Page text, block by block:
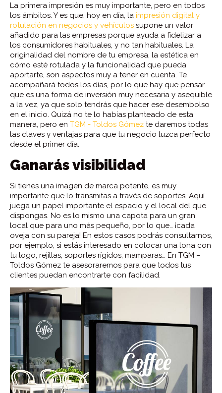
La primera impresión es muy importante, pero en todos
los ámbitos. Y es que, hoy en día, la impresión digital y
rotulación en negocios y vehículos supone un valor
añadido para las empresas porque ayuda a fidelizar a
los consumidores habituales, y no tan habituales. La
originalidad del nombre de tu empresa, la estética en
cómo esté rotulada y la funcionalidad que pueda
aportarte, son aspectos muy a tener en cuenta. Te
acompañará todos los días, por lo que hay que pensar
que es una forma de inversión muy necesaria y asequible
a la vez, ya que solo tendrás que hacer ese desembolso
en el inicio. Quizá no te lo habías planteado de esta
manera, pero en TGM - Toldos Gómez te daremos todas
las claves y ventajas para que tu negocio luzca perfecto
desde el primer día.
Ganarás visibilidad
Si tienes una imagen de marca potente, es muy
importante que lo transmitas a través de soportes. Aquí
juega un papel importante el espacio y el local del que
dispongas. No es lo mismo una capota para un gran
local que para uno más pequeño, por lo que… ¡cada
oveja con su pareja! En estos casos podrás consultarnos,
por ejemplo, si estás interesado en colocar una lona con
tu logo, rejillas, soportes rígidos, mamparas… En TGM –
Toldos Gómez te asesoraremos para que todos tus
clientes puedan encontrarte con facilidad.